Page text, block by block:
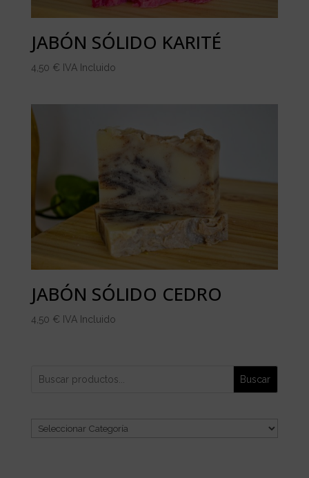
JABÓN SÓLIDO KARITÉ
4,50 € IVA Incluido
JABÓN SÓLIDO CEDRO
4,50 € IVA Incluido
Buscar
Categorías
del